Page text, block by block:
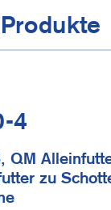
4
QM
zu